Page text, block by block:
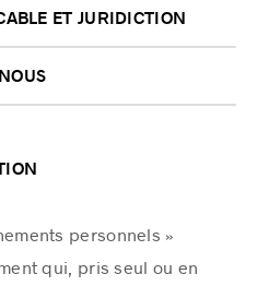
ET JURIDICTION
personnels »
qui, pris seul ou en